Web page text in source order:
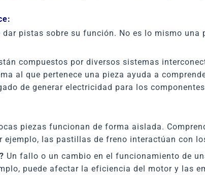
pistas sobre su función. No es lo mismo
compuestos por diversos sistemas
al que pertenece una pieza ayuda a
de generar electricidad para los
piezas funcionan de forma aislada.
las pastillas de freno interactúan con
Un fallo o un cambio en el funcionamiento de
puede afectar la eficiencia del motor y las